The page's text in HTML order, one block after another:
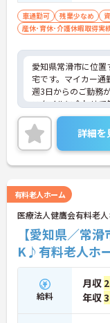
車通勤可 残業少なめ
産休･育休･介護休暇取得実
愛知県常滑市に位
宅です。マイカー通
週3日からのご勤務
スタイルに合わせ
けます。
ご興味のある方には
に詳細をお話しいた
さい！
詳細を
有料老人ホーム
医療法人健鷹会有料老
【愛知県／常
K♪有料老人ホ
給料
月収
年収